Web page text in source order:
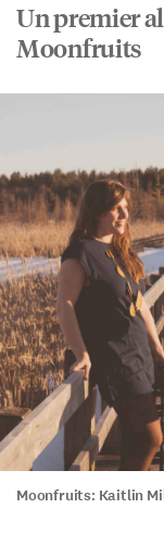
Un premier
Moonfruits
Moonfruits: Kaitlin